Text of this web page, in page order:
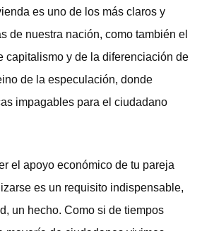
es uno de los más claros y
de nuestra nación, como también el
capitalismo y de la diferenciación de
de la especulación, donde
impagables para el ciudadano
el apoyo económico de tu pareja
es un requisito indispensable,
un hecho. Como si de tiempos